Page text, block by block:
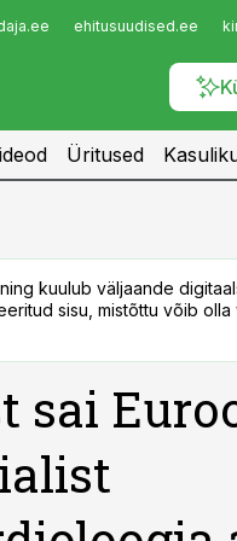
ehitusuudised.ee
Üritused
kuulub väljaande
sisu, mistõttu võib olla
sai